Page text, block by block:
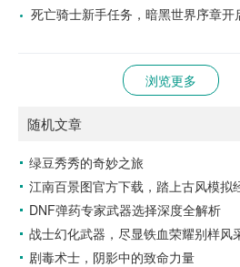
死亡骑士新手任务，暗黑世界序章开
浏览更多
随机文章
绿豆秀秀的奇妙之旅
江南百景图官方下载，踏上古风模拟
DNF弹药专家武器选择深度全解析
战士幻化武器，尽显铁血荣耀别样风
剧毒术士，阴影中的致命力量